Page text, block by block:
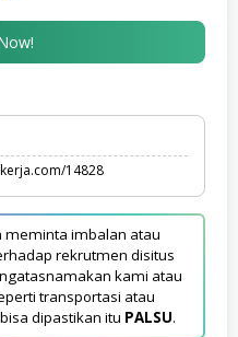
14828
meminta imbalan atau
rekrutmen disitus
kami atau
transportasi atau
dipastikan itu PALSU.